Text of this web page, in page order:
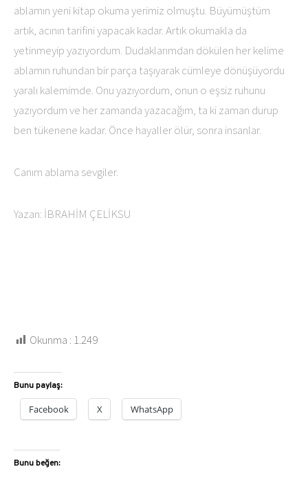
Canım ablama sevgiler.
Yazan: İBRAHİM ÇELİKSU
Okunma : 1.249
Bunu paylaş:
Facebook X WhatsApp
Bunu beğen: